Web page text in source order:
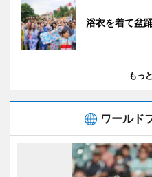
浴衣を着て盆
もっ
ワールド